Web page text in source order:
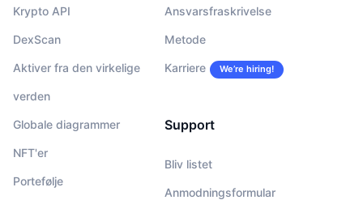
Krypto API
DexScan
Aktiver fra den virkelige
verden
Globale diagrammer
NFT'er
Portefølje
Ansvarsfraskrivelse
Metode
Karriere We’re hiring!
Support
Bliv listet
Anmodningsformular